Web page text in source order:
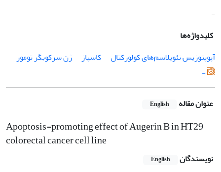
-
کلیدواژه‌ها
آپوپتوزیس نئوپلاسم‌های کولورکتال
کاسپاز
ژن سرکوبگر تومور
-
عنوان مقاله English
Apoptosis-promoting effect of Augerin B in HT29
colorectal cancer cell line
نویسندگان English